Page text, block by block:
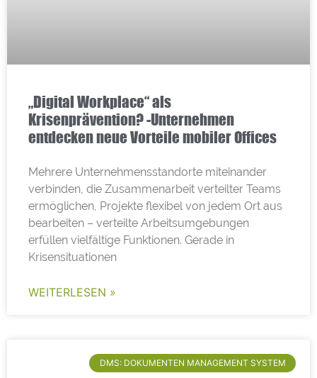
„Digital Workplace“ als
Krisenprävention? -Unternehmen
entdecken neue Vorteile mobiler Offices
Mehrere Unternehmensstandorte miteinander
verbinden, die Zusammenarbeit verteilter Teams
ermöglichen, Projekte flexibel von jedem Ort aus
bearbeiten – verteilte Arbeitsumgebungen
erfüllen vielfältige Funktionen. Gerade in
Krisensituationen
WEITERLESEN »
DMS: DOKUMENTEN MANAGEMENT SYSTEM